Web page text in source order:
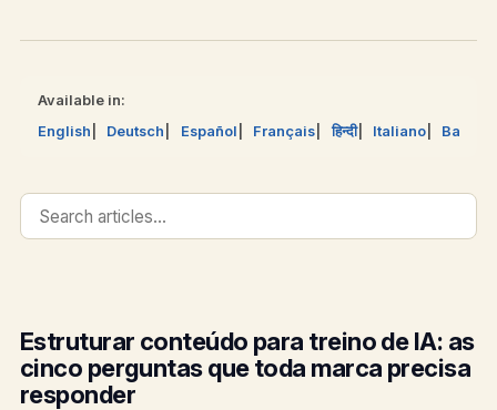
Available in:
English
Deutsch Español Français हिन्दी Italiano
Estruturar conteúdo para treino de IA: as
cinco perguntas que toda marca precisa
responder